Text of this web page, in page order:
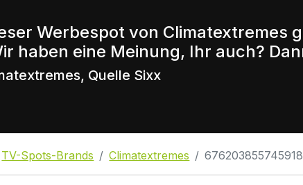
Werbespot von Climatextremes
haben eine Meinung, Ihr auch?
Quelle Sixx
TV-Spots-Brands Climatextremes